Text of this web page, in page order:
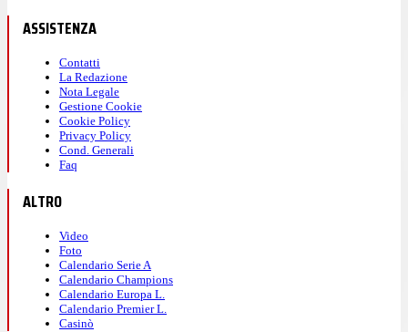
ASSISTENZA
Contatti
La Redazione
Nota Legale
Gestione Cookie
Cookie Policy
Privacy Policy
Cond. Generali
Faq
ALTRO
Video
Foto
Calendario Serie A
Calendario Champions
Calendario Europa L.
Calendario Premier L.
Casinò